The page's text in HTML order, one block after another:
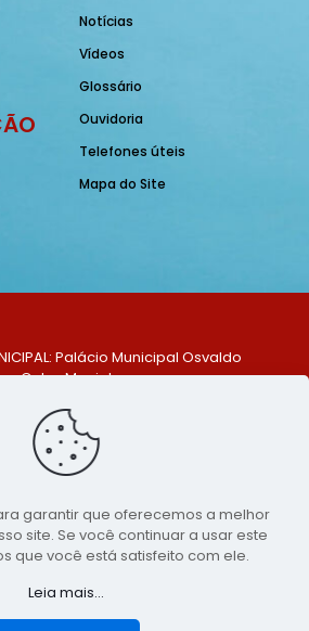
Notícias
Vídeos
Glossário
Ouvidoria
Telefones úteis
Mapa do Site
Palácio Municipal Osvaldo
Celso Maciel
do Una - PE. CEP: 553370-128
(81) 99548-1569
- Assessoria de Comunicação da
de São Bento do Una - PE
LumusWeb - Agência Digital
garantir que oferecemos a melhor
site. Se você continuar a usar este
que você está satisfeito com ele.
Leia mais...